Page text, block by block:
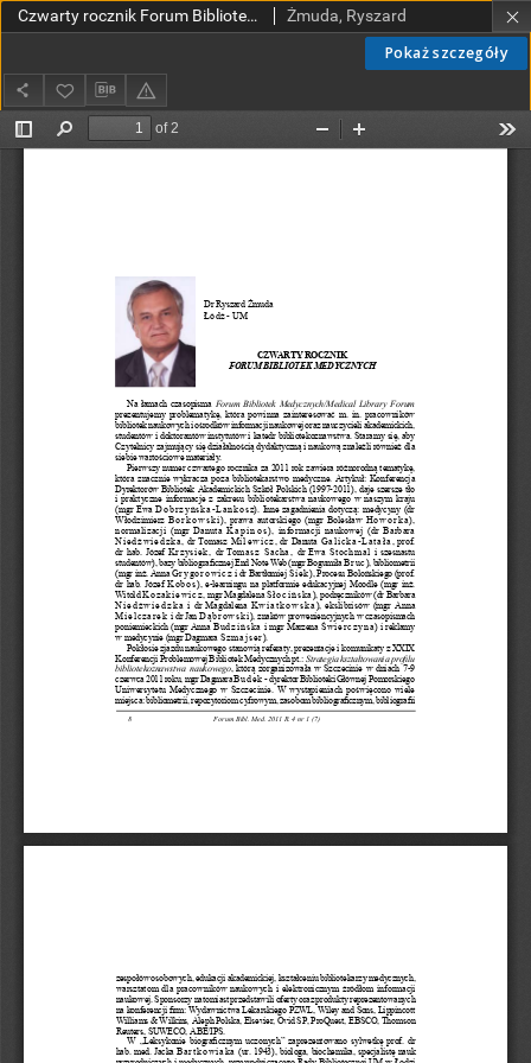
Pokaż szczegóły
Czwarty rocznik Forum Bibliotek Medycznych Żmuda, Ryszard